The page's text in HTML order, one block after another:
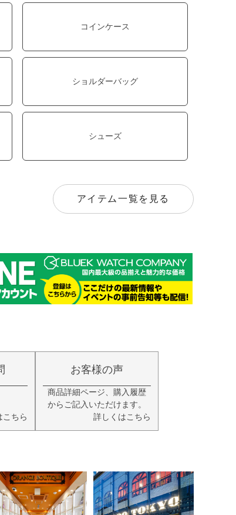
コインケース
ショルダーバッグ
シューズ
アイテム一覧を見る
こちら
お客様の声
商品詳細ページ、購入履歴
からご記入いただけます。
詳しくはこちら